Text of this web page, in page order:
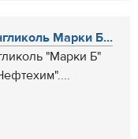
Марки Б...
"Марки Б"